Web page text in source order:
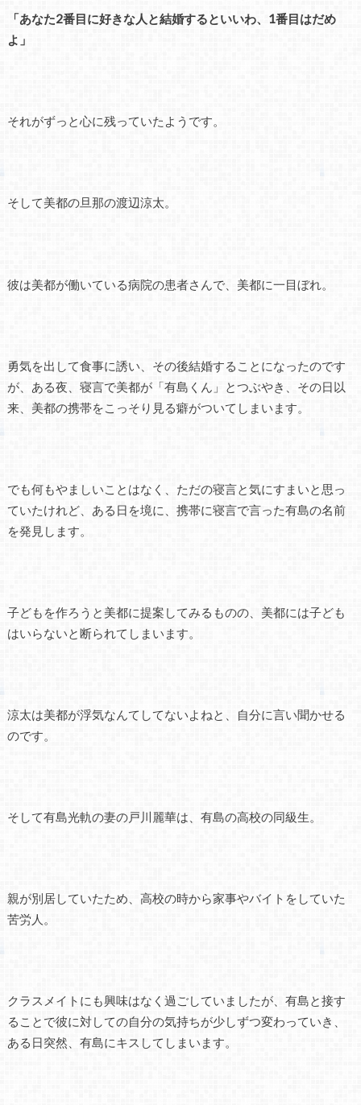
「あなた2番目に好きな人と結婚するといいわ、1番目はだめ
よ」
それがずっと心に残っていたようです。
そして美都の旦那の渡辺涼太。
彼は美都が働いている病院の患者さんで、美都に一目ぼれ。
勇気を出して食事に誘い、その後結婚することになったのです
が、ある夜、寝言で美都が「有島くん」とつぶやき、その日以
来、美都の携帯をこっそり見る癖がついてしまいます。
でも何もやましいことはなく、ただの寝言と気にすまいと思っ
ていたけれど、ある日を境に、携帯に寝言で言った有島の名前
を発見します。
子どもを作ろうと美都に提案してみるものの、美都には子ども
はいらないと断られてしまいます。
涼太は美都が浮気なんてしてないよねと、自分に言い聞かせる
のです。
そして有島光軌の妻の戸川麗華は、有島の高校の同級生。
親が別居していたため、高校の時から家事やバイトをしていた
苦労人。
クラスメイトにも興味はなく過ごしていましたが、有島と接す
ることで彼に対しての自分の気持ちが少しずつ変わっていき、
ある日突然、有島にキスしてしまいます。